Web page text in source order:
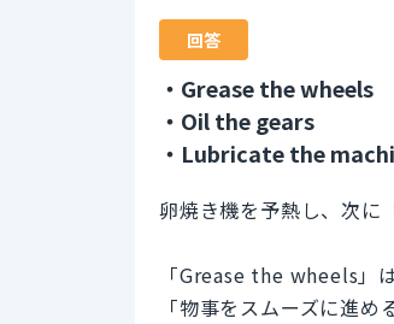
回答
・Grease the wheels
・Oil the gears
・Lubricate the
卵焼き機を予熱し、次に
「Grease the wheels」
「物事をスムーズに進